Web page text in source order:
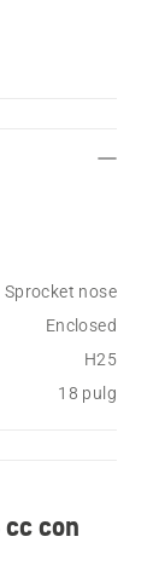
Sprocket nose
Enclosed
H25
18 pulg
con